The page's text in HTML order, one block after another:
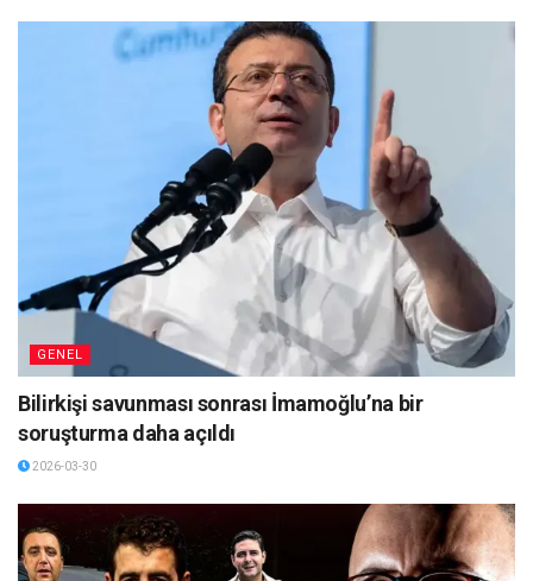
GENEL
Bilirkişi savunması sonrası İmamoğlu’na bir
soruşturma daha açıldı
2026-03-30